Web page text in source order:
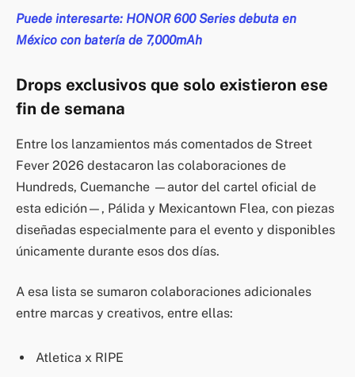
Puede interesarte: HONOR 600 Series debuta en
México con batería de 7,000mAh
Drops exclusivos que solo existieron ese
fin de semana
Entre los lanzamientos más comentados de Street
Fever 2026 destacaron las colaboraciones de
Hundreds, Cuemanche —autor del cartel oficial de
esta edición—, Pálida y Mexicantown Flea, con piezas
diseñadas especialmente para el evento y disponibles
únicamente durante esos dos días.
A esa lista se sumaron colaboraciones adicionales
entre marcas y creativos, entre ellas:
Atletica x RIPE